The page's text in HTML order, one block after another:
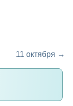
11 октября →